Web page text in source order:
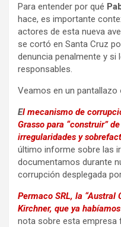
Para entender por qué
hace, es importante
actores de esta nueva
se cortó en Santa Cruz
denuncia penalmente y si
responsables.
Veamos en un pantallazo
El mecanismo de
Grasso para “construir”
irregularidades y
último informe sobre las
documentamos durante
corrupción desplegada
Permaco SRL, la
Kirchner, que ya
nota sobre esta empresa